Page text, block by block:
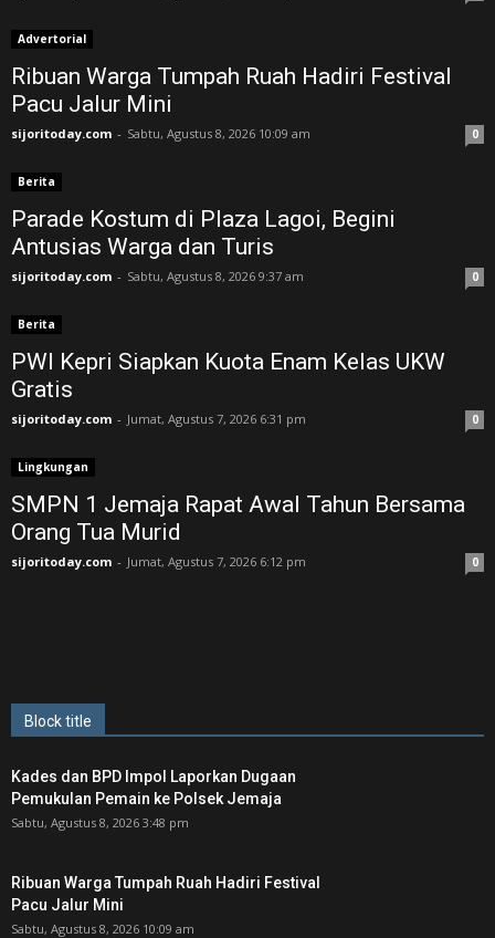
Advertorial
Ribuan Warga Tumpah Ruah Hadiri Festival
Pacu Jalur Mini
sijoritoday.com - Sabtu, Agustus 8, 2026 10:09 am 0
Berita
Parade Kostum di Plaza Lagoi, Begini
Antusias Warga dan Turis
sijoritoday.com - Sabtu, Agustus 8, 2026 9:37 am 0
Berita
PWI Kepri Siapkan Kuota Enam Kelas UKW
Gratis
sijoritoday.com - Jumat, Agustus 7, 2026 6:31 pm 0
Lingkungan
SMPN 1 Jemaja Rapat Awal Tahun Bersama
Orang Tua Murid ‎
sijoritoday.com - Jumat, Agustus 7, 2026 6:12 pm 0
Block title
Kades dan BPD Impol Laporkan Dugaan
Pemukulan Pemain ke Polsek Jemaja
Sabtu, Agustus 8, 2026 3:48 pm
Ribuan Warga Tumpah Ruah Hadiri Festival
Pacu Jalur Mini
Sabtu, Agustus 8, 2026 10:09 am